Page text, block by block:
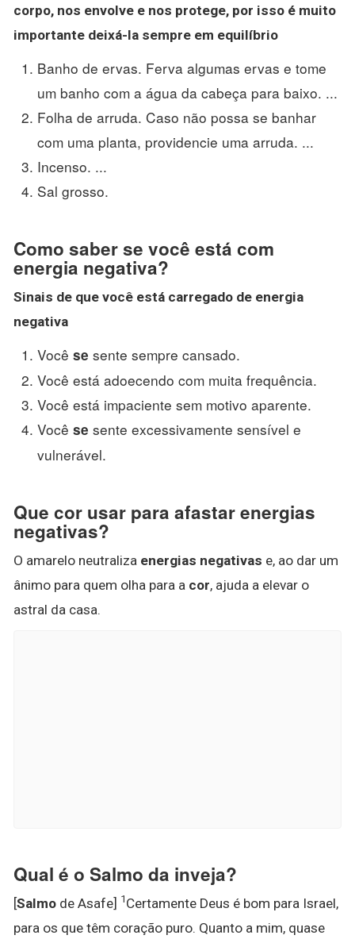
corpo, nos envolve e nos protege, por isso é muito
importante deixá-la sempre em equilíbrio
Banho de ervas. Ferva algumas ervas e tome
um banho com a água da cabeça para baixo. ...
Folha de arruda. Caso não possa se banhar
com uma planta, providencie uma arruda. ...
Incenso. ...
Sal grosso.
Como saber se você está com
energia negativa?
Sinais de que você está carregado de energia
negativa
Você se sente sempre cansado.
Você está adoecendo com muita frequência.
Você está impaciente sem motivo aparente.
Você se sente excessivamente sensível e
vulnerável.
Que cor usar para afastar energias
negativas?
O amarelo neutraliza energias negativas e, ao dar um
ânimo para quem olha para a cor, ajuda a elevar o
astral da casa.
Qual é o Salmo da inveja?
[Salmo de Asafe] 1 Certamente Deus é bom para Israel,
para os que têm coração puro. Quanto a mim, quase